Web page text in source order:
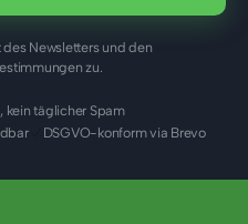
Newsletters und den
zu.
kein täglicher Spam
DSGVO-konform via Brevo